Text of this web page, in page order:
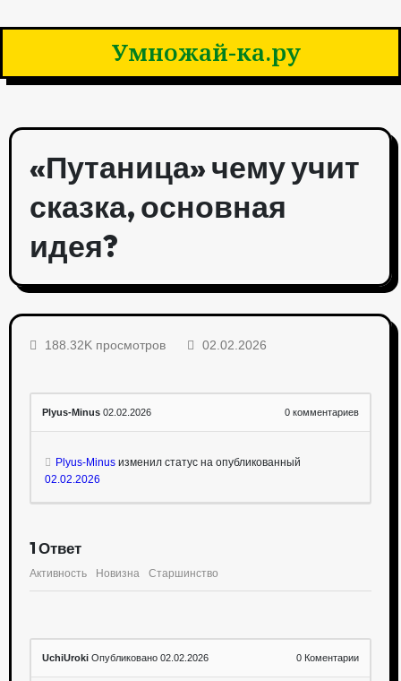
Умножай-ка.ру
«Путаница» чему учит
сказка, основная
идея?
188.32K просмотров 02.02.2026
Plyus-Minus 02.02.2026 0 комментариев
Plyus-Minusизменил статус на опубликованный
02.02.2026
1Ответ
Активность Новизна Старшинство
UchiUroki Опубликовано 02.02.2026 0 Коментарии